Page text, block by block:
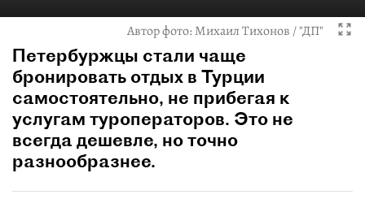
Автор фото:Михаил Тихонов / "ДП"
Петербуржцы стали чаще
бронировать отдых в Турции
самостоятельно, не прибегая к
услугам туроператоров. Это не
всегда дешевле, но точно
разнообразнее.